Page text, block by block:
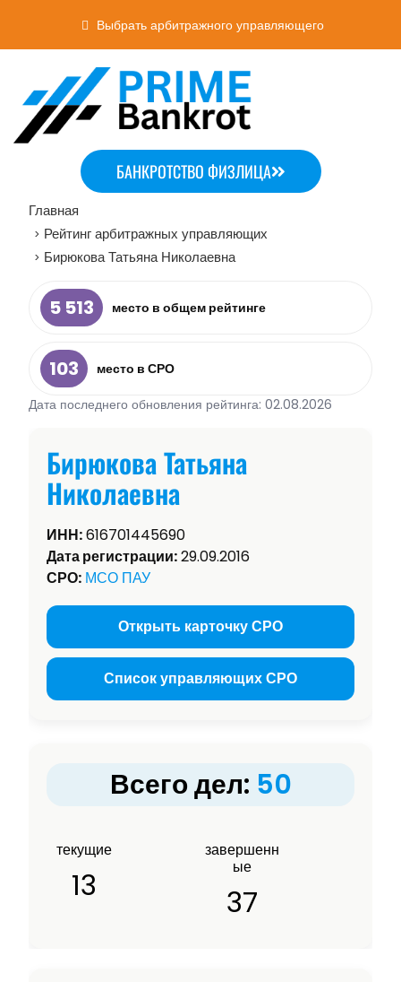
Выбрать арбитражного управляющего
БАНКРОТСТВО ФИЗЛИЦА
Главная
> Рейтинг арбитражных управляющих
> Бирюкова Татьяна Николаевна
5 513 место в общем рейтинге
103
место в СРО
Дата последнего обновления рейтинга: 02.08.2026
Бирюкова Татьяна
Николаевна
ИНН:616701445690
Дата регистрации:29.09.2016
СРО: МСО ПАУ
Открыть карточку СРО
Список управляющих СРО
Всего дел: 50
текущие
13
завершенн
ые
37